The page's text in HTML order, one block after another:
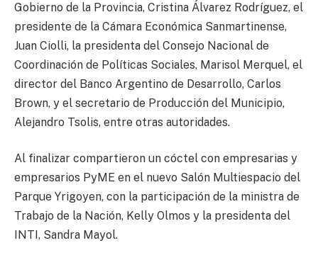
Gobierno de la Provincia, Cristina Álvarez Rodríguez, el
presidente de la Cámara Económica Sanmartinense,
Juan Ciolli, la presidenta del Consejo Nacional de
Coordinación de Políticas Sociales, Marisol Merquel, el
director del Banco Argentino de Desarrollo, Carlos
Brown, y el secretario de Producción del Municipio,
Alejandro Tsolis, entre otras autoridades.
Al finalizar compartieron un cóctel con empresarias y
empresarios PyME en el nuevo Salón Multiespacio del
Parque Yrigoyen, con la participación de la ministra de
Trabajo de la Nación, Kelly Olmos y la presidenta del
INTI, Sandra Mayol.